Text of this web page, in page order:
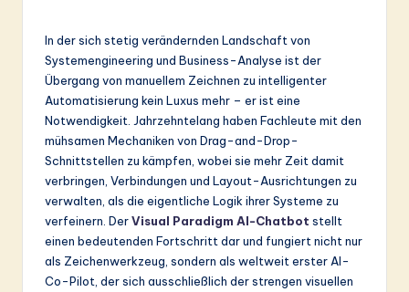
L
in
A
In der sich stetig verändernden Landschaft von
Systemengineering und Business-Analyse ist der
Übergang von manuellem Zeichnen zu intelligenter
Automatisierung kein Luxus mehr – er ist eine
Notwendigkeit. Jahrzehntelang haben Fachleute mit den
mühsamen Mechaniken von Drag-and-Drop-
Schnittstellen zu kämpfen, wobei sie mehr Zeit damit
verbringen, Verbindungen und Layout-Ausrichtungen zu
verwalten, als die eigentliche Logik ihrer Systeme zu
verfeinern. DerVisual Paradigm AI-Chatbot stellt
einen bedeutenden Fortschritt dar und fungiert nicht nur
als Zeichenwerkzeug, sondern als weltweit erster AI-
Co-Pilot, der sich ausschließlich der strengen visuellen